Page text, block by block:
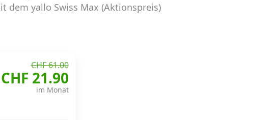
dem yallo Swiss Max (Aktionspreis)
CHF 61.00
CHF 21.90
im Monat